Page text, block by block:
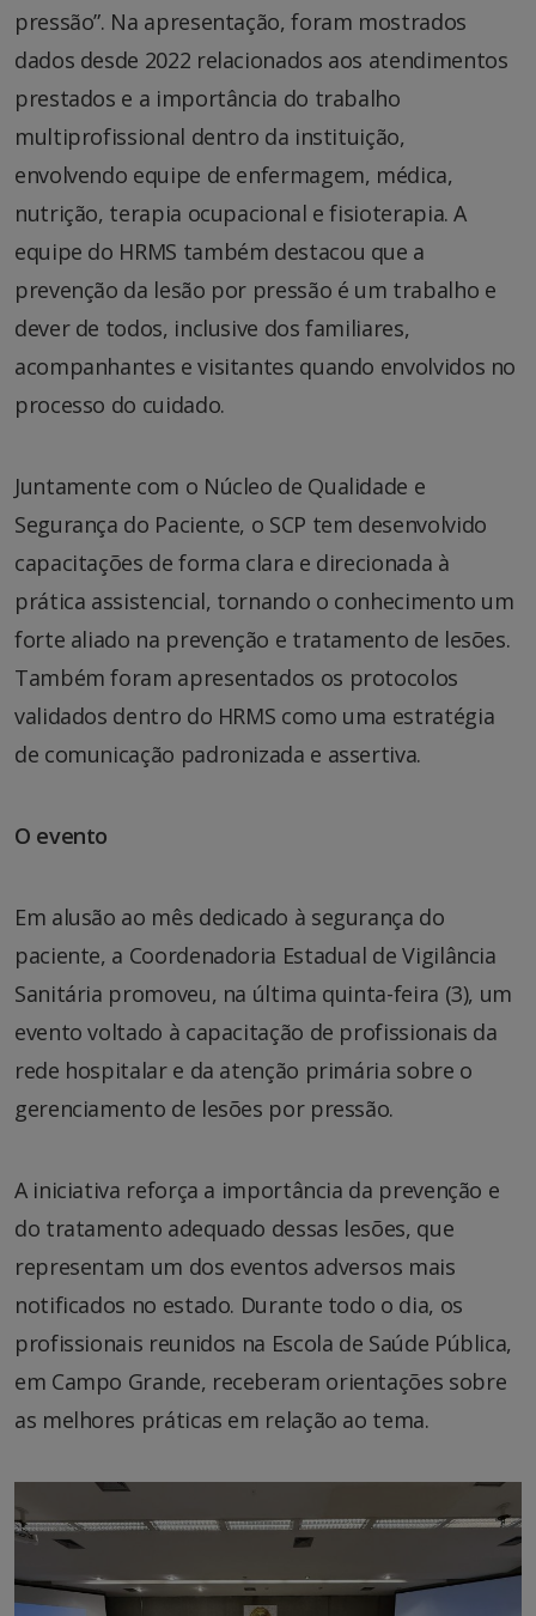
pressão”. Na apresentação, foram mostrados
dados desde 2022 relacionados aos atendimentos
prestados e a importância do trabalho
multiprofissional dentro da instituição,
envolvendo equipe de enfermagem, médica,
nutrição, terapia ocupacional e fisioterapia. A
equipe do HRMS também destacou que a
prevenção da lesão por pressão é um trabalho e
dever de todos, inclusive dos familiares,
acompanhantes e visitantes quando envolvidos no
processo do cuidado.
Juntamente com o Núcleo de Qualidade e
Segurança do Paciente, o SCP tem desenvolvido
capacitações de forma clara e direcionada à
prática assistencial, tornando o conhecimento um
forte aliado na prevenção e tratamento de lesões.
Também foram apresentados os protocolos
validados dentro do HRMS como uma estratégia
de comunicação padronizada e assertiva.
O evento
Em alusão ao mês dedicado à segurança do
paciente, a Coordenadoria Estadual de Vigilância
Sanitária promoveu, na última quinta-feira (3), um
evento voltado à capacitação de profissionais da
rede hospitalar e da atenção primária sobre o
gerenciamento de lesões por pressão.
A iniciativa reforça a importância da prevenção e
do tratamento adequado dessas lesões, que
representam um dos eventos adversos mais
notificados no estado. Durante todo o dia, os
profissionais reunidos na Escola de Saúde Pública,
em Campo Grande, receberam orientações sobre
as melhores práticas em relação ao tema.